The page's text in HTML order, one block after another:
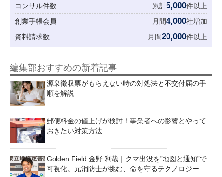
コンサル件数
累計5,000件以上
創業手帳会員
月間4,000社増加
資料請求数
月間20,000件以上
編集部おすすめの新着記事
源泉徴収票がもらえない時の対処法と不交付届の手
順を解説
郵便料金の値上げが検討！事業者への影響とやって
おきたい対策方法
Golden Field 金野 利哉｜クマ出没を”地図と通知”で
可視化。元消防士が挑む、命を守るテクノロジー